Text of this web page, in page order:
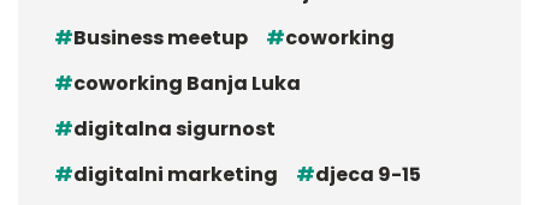
Business meetup
coworking
coworking Banja Luka
digitalna sigurnost
digitalni marketing
djeca 9-15